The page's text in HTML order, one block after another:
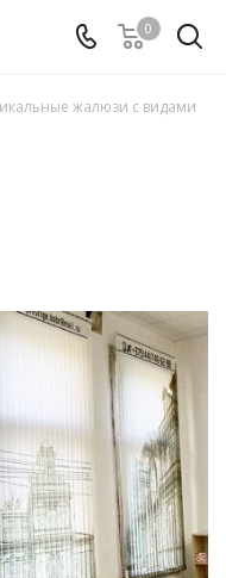
0
жалюзи с видами